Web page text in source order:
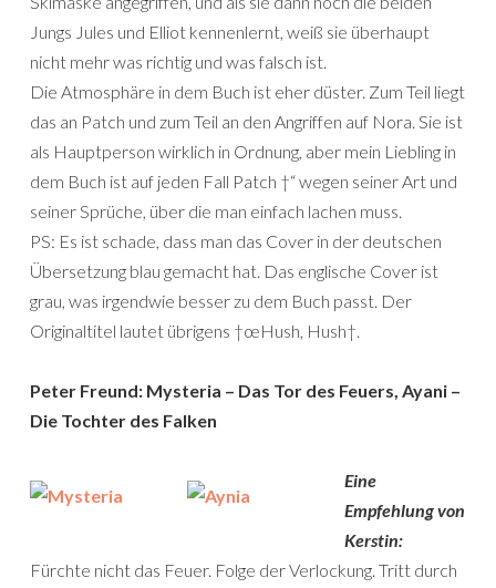
Jungs Jules und Elliot kennenlernt, weiß sie überhaupt
nicht mehr was richtig und was falsch ist.
Die Atmosphäre in dem Buch ist eher düster. Zum Teil liegt
das an Patch und zum Teil an den Angriffen auf Nora. Sie ist
als Hauptperson wirklich in Ordnung, aber mein Liebling in
dem Buch ist auf jeden Fall Patch †“ wegen seiner Art und
seiner Sprüche, über die man einfach lachen muss.
PS: Es ist schade, dass man das Cover in der deutschen
Übersetzung blau gemacht hat. Das englische Cover ist
grau, was irgendwie besser zu dem Buch passt. Der
Originaltitel lautet übrigens †œHush, Hush†.
Peter Freund: Mysteria – Das Tor des Feuers, Ayani –
Die Tochter des Falken
Eine
Empfehlung von
Kerstin:
Fürchte nicht das Feuer. Folge der Verlockung. Tritt durch